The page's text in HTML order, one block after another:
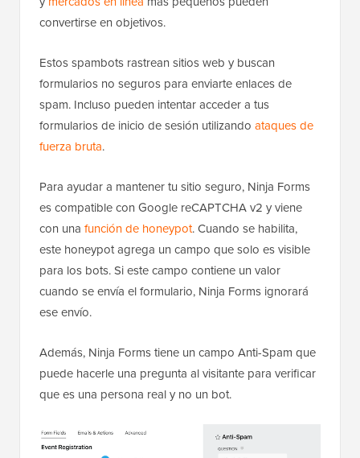
convertirse en objetivos.
Estos spambots rastrean sitios web y buscan
formularios no seguros para enviarte enlaces de
spam. Incluso pueden intentar acceder a tus
formularios de inicio de sesión utilizando ataques de
fuerza bruta.
Para ayudar a mantener tu sitio seguro, Ninja Forms
es compatible con Google reCAPTCHA v2 y viene
con una función de honeypot. Cuando se habilita,
este honeypot agrega un campo que solo es visible
para los bots. Si este campo contiene un valor
cuando se envía el formulario, Ninja Forms ignorará
ese envío.
Además, Ninja Forms tiene un campo Anti-Spam que
puede hacerle una pregunta al visitante para verificar
que es una persona real y no un bot.